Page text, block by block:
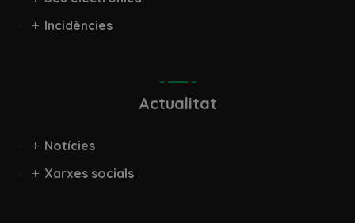
Incidències
Actualitat
Notícies
Xarxes socials